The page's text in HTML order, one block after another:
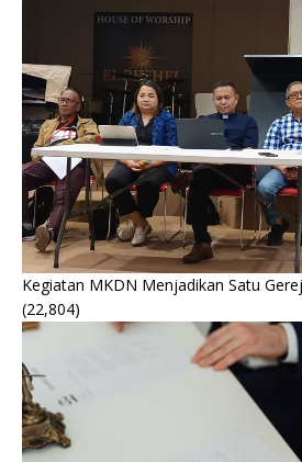
Kegiatan MKDN Menjadikan Satu
(22,804)